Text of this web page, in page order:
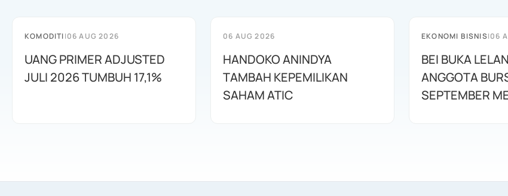
KOMODITI|06 AUG 2026
UANG PRIMER ADJUSTED
JULI 2026 TUMBUH 17,1%
06 AUG 2026
HANDOKO ANINDYA
TAMBAH KEPEMILIKAN
SAHAM ATIC
EKONOMI BISNIS|06
BEI BUKA
ANGGOTA
SEPTEMBER